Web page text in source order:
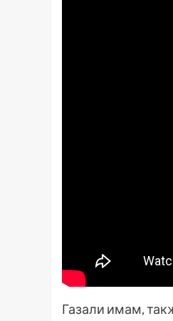
Газали имам,